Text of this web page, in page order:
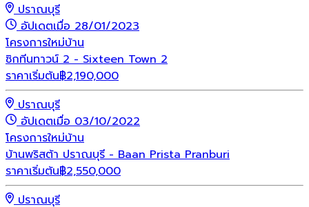
ปราณบุรี
อัปเดตเมื่อ 28/01/2023
โครงการใหม่บ้าน
ซิกทีนทาวน์ 2 - Sixteen Town 2
ราคาเริ่มต้น฿2,190,000
ปราณบุรี
อัปเดตเมื่อ 03/10/2022
โครงการใหม่บ้าน
บ้านพริสต้า ปราณบุรี - Baan Prista Pranburi
ราคาเริ่มต้น฿2,550,000
ปราณบุรี